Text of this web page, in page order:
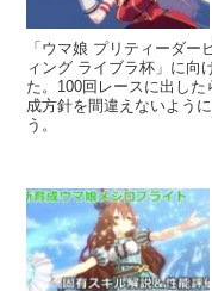
「ウマ娘 プリティーダ
ィング ライブラ杯」に向
た。100回レースに出し
成方針を間違えないよう
う。